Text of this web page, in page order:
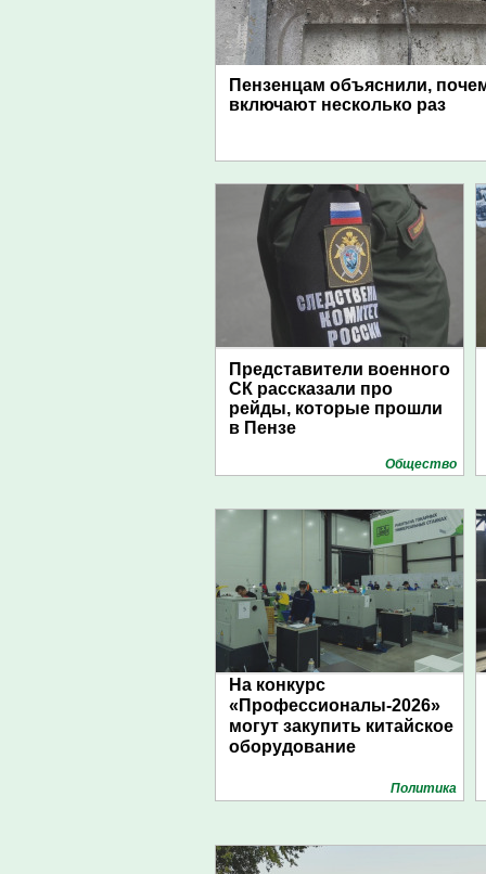
Пензенцам объяснили,
включают несколько раз
Представители военного
СК рассказали про
рейды, которые прошли
в Пензе
Общество
На конкурс
«Профессионалы-2026»
могут закупить китайское
оборудование
Политика